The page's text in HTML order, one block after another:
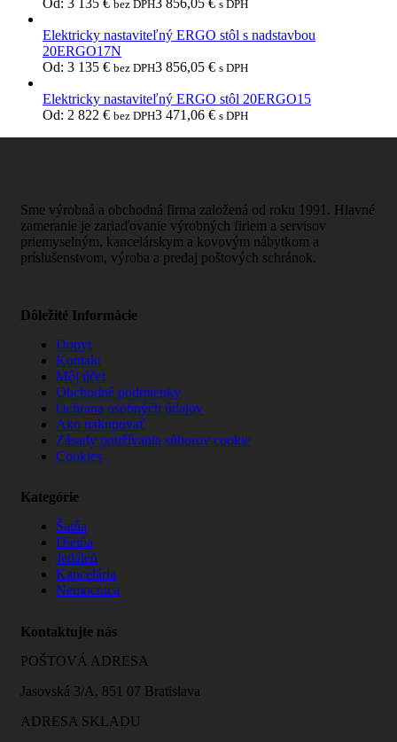
bez DPH s DPH
Elektricky nastaviteľný ERGO stôl s nadstavbou
20ERGO17N
Od: 3 135 € bez DPH3 856,05 € s DPH
Elektricky nastaviteľný ERGO stôl 20ERGO15
Od: 2 822 € bez DPH3 471,06 € s DPH
Sme výrobná a obchodná firma založená od roku 1991. Hlavné
zameranie je zariaďovanie výrobných firiem a servisov
priemyselným, kancelárskym a kovovým nábytkom a
príslušenstvom, výroba a predaj poštových schránok.
Dôležité Informácie
Dopyt
Kontakt
Môj účet
Obchodné podmienky
Ochrana osobných údajov
Ako nakupovať
Zásady používania súborov cookie
Cookies
Kategórie
Šatňa
Dielňa
Jedáleň
Kancelária
Nemocnica
Kontaktujte nás
POŠTOVÁ ADRESA
Jasovská 3/A, 851 07 Bratislava
ADRESA SKLADU